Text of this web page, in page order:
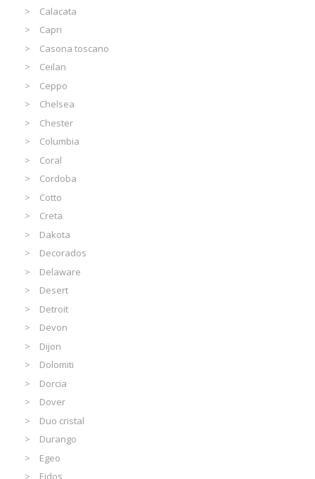
Calacata
Capri
Casona toscano
Ceilan
Ceppo
Chelsea
Chester
Columbia
Coral
Cordoba
Cotto
Creta
Dakota
Decorados
Delaware
Desert
Detroit
Devon
Dijon
Dolomiti
Dorcia
Dover
Duo cristal
Durango
Egeo
Eidos